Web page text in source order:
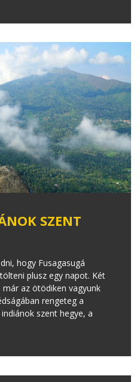
SZENT
hogy Fusagasugá
plusz egy napot. Két
az ötödiken vagyunk
rengeteg a
szent hegye, a